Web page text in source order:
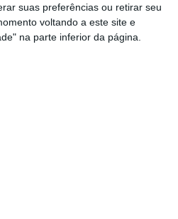
suas preferências ou retirar seu
voltando a este site e
na parte inferior da página.
representaram 43%
de euros), sendo os